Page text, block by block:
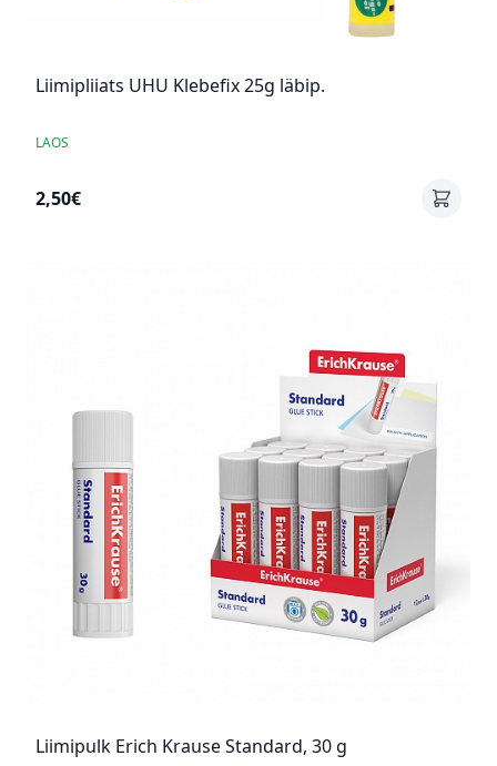
Liimipliiats UHU Klebefix 25g läbip.
LAOS
2,50€
Liimipulk Erich Krause Standard, 30 g